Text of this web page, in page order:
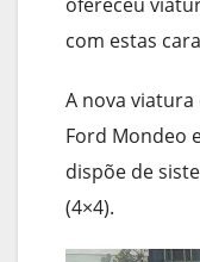
com estas
A nova
Ford Mondeo
dispõe de
(4×4).